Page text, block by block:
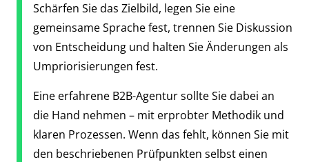
Schärfen Sie das Zielbild, legen Sie eine
gemeinsame Sprache fest, trennen Sie Diskussion
von Entscheidung und halten Sie Änderungen als
Umpriorisierungen fest.
Eine erfahrene B2B-Agentur sollte Sie dabei an
die Hand nehmen – mit erprobter Methodik und
klaren Prozessen. Wenn das fehlt, können Sie mit
den beschriebenen Prüfpunkten selbst einen